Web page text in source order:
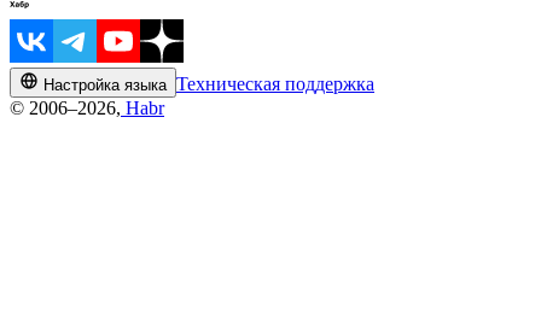
Настройка языка Техническая поддержка
© 2006–2026, Habr